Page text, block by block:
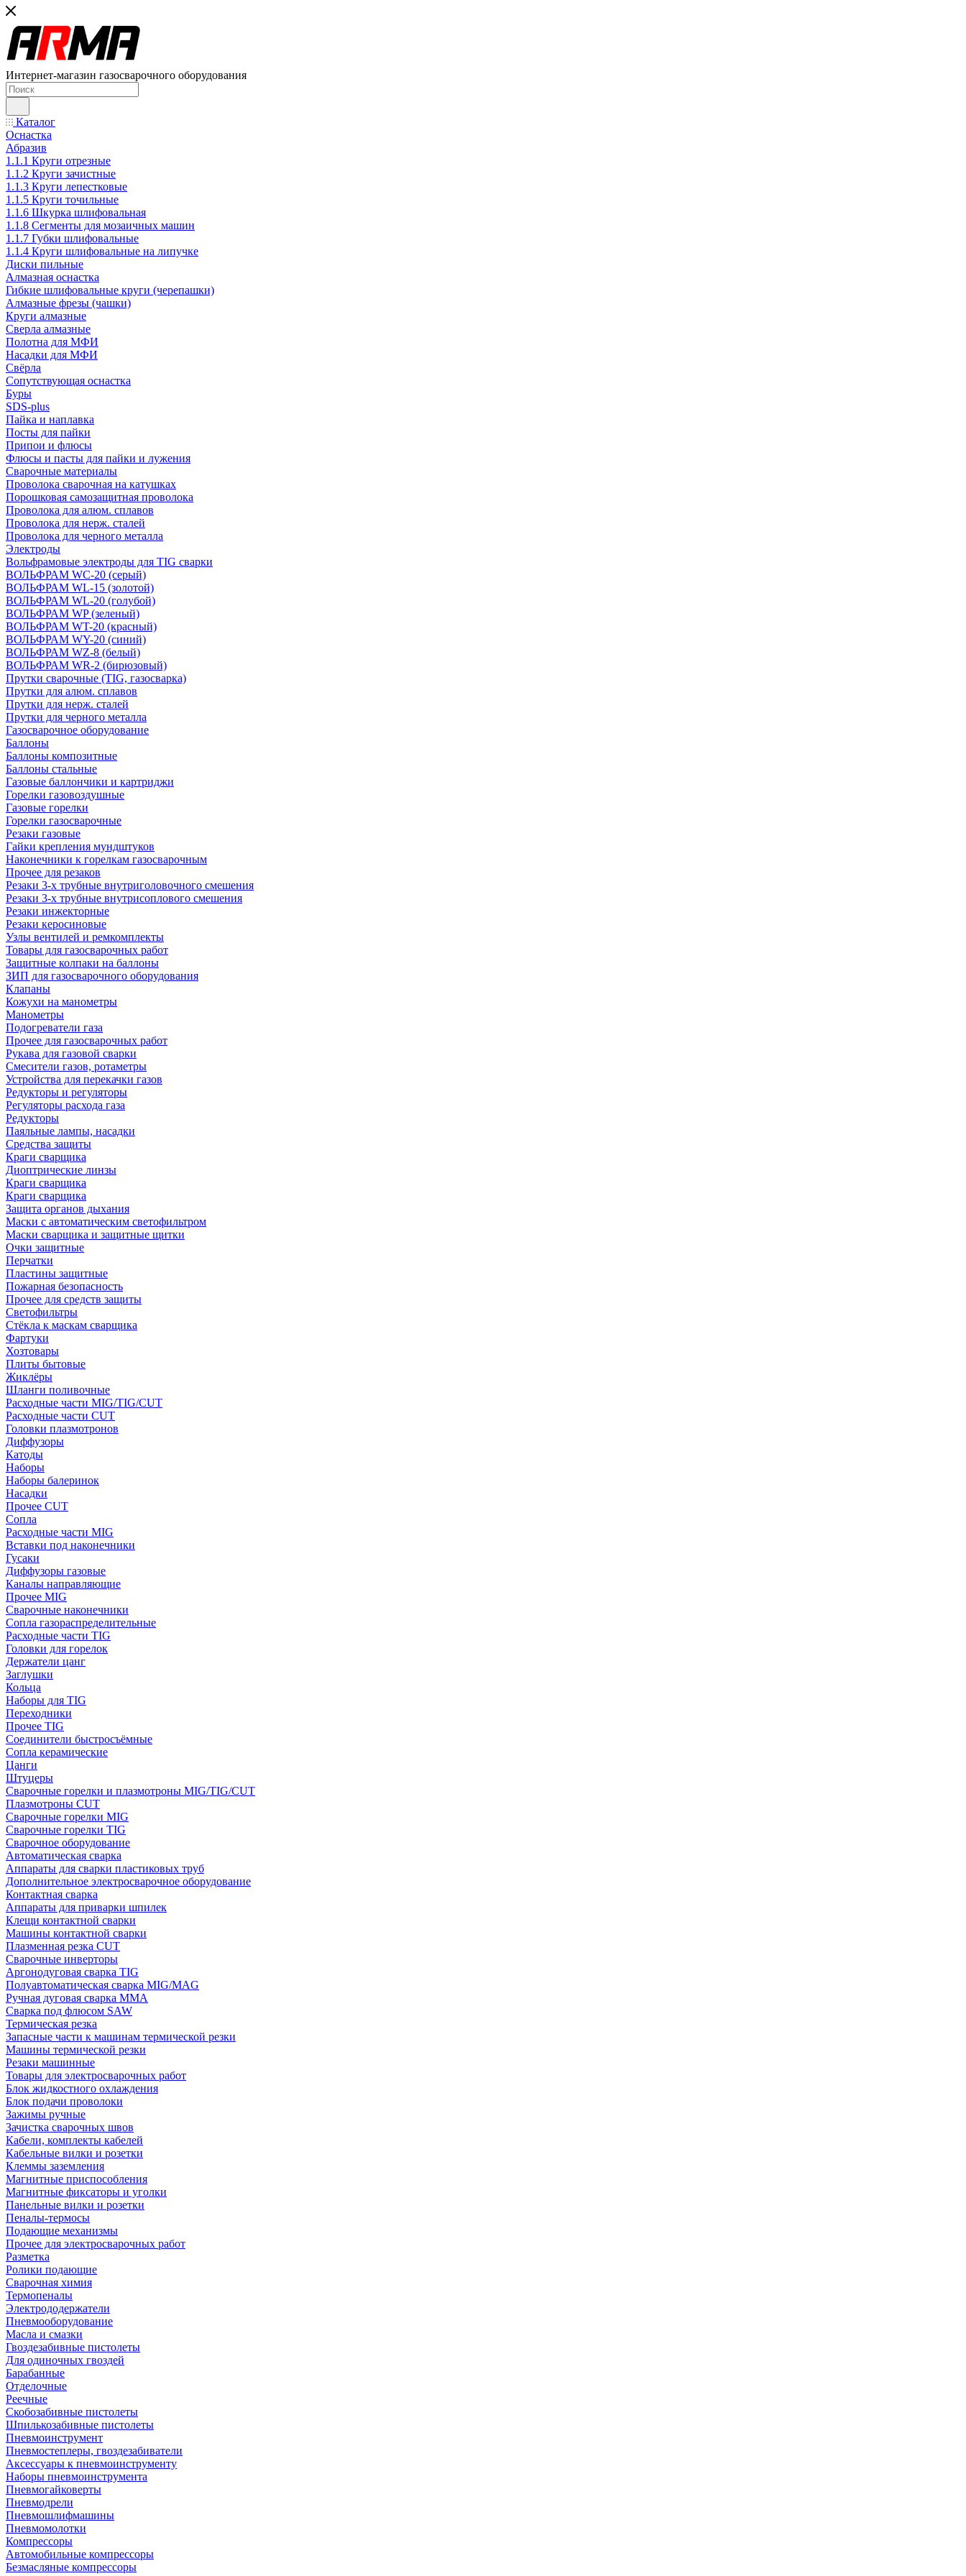
Интернет-магазин газосварочного оборудования
Каталог
Оснастка
Абразив
1.1.1 Круги отрезные
1.1.2 Круги зачистные
1.1.3 Круги лепестковые
1.1.5 Круги точильные
1.1.6 Шкурка шлифовальная
1.1.8 Сегменты для мозаичных машин
1.1.7 Губки шлифовальные
1.1.4 Круги шлифовальные на липучке
Диски пильные
Алмазная оснастка
Гибкие шлифовальные круги (черепашки)
Алмазные фрезы (чашки)
Круги алмазные
Сверла алмазные
Полотна для МФИ
Насадки для МФИ
Свёрла
Сопутствующая оснастка
Буры
SDS-plus
Пайка и наплавка
Посты для пайки
Припои и флюсы
Флюсы и пасты для пайки и лужения
Сварочные материалы
Проволока сварочная на катушках
Порошковая самозащитная проволока
Проволока для алюм. сплавов
Проволока для нерж. сталей
Проволока для черного металла
Электроды
Вольфрамовые электроды для TIG сварки
ВОЛЬФРАМ WC-20 (серый)
ВОЛЬФРАМ WL-15 (золотой)
ВОЛЬФРАМ WL-20 (голубой)
ВОЛЬФРАМ WP (зеленый)
ВОЛЬФРАМ WT-20 (красный)
ВОЛЬФРАМ WY-20 (синий)
ВОЛЬФРАМ WZ-8 (белый)
ВОЛЬФРАМ WR-2 (бирюзовый)
Прутки сварочные (TIG, газосварка)
Прутки для алюм. сплавов
Прутки для нерж. сталей
Прутки для черного металла
Газосварочное оборудование
Баллоны
Баллоны композитные
Баллоны стальные
Газовые баллончики и картриджи
Горелки газовоздушные
Газовые горелки
Горелки газосварочные
Резаки газовые
Гайки крепления мундштуков
Наконечники к горелкам газосварочным
Прочее для резаков
Резаки 3-х трубные внутриголовочного смешения
Резаки 3-х трубные внутрисоплового смешения
Резаки инжекторные
Резаки керосиновые
Узлы вентилей и ремкомплекты
Товары для газосварочных работ
Защитные колпаки на баллоны
ЗИП для газосварочного оборудования
Клапаны
Кожухи на манометры
Манометры
Подогреватели газа
Прочее для газосварочных работ
Рукава для газовой сварки
Смесители газов, ротаметры
Устройства для перекачки газов
Редукторы и регуляторы
Регуляторы расхода газа
Редукторы
Паяльные лампы, насадки
Средства защиты
Краги сварщика
Диоптрические линзы
Краги сварщика
Краги сварщика
Защита органов дыхания
Маски с автоматическим светофильтром
Маски сварщика и защитные щитки
Очки защитные
Перчатки
Пластины защитные
Пожарная безопасность
Прочее для средств защиты
Светофильтры
Стёкла к маскам сварщика
Фартуки
Хозтовары
Плиты бытовые
Жиклёры
Шланги поливочные
Расходные части MIG/TIG/CUT
Расходные части CUT
Головки плазмотронов
Диффузоры
Катоды
Наборы
Наборы балеринок
Насадки
Прочее CUT
Сопла
Расходные части MIG
Вставки под наконечники
Гусаки
Диффузоры газовые
Каналы направляющие
Прочее MIG
Сварочные наконечники
Сопла газораспределительные
Расходные части TIG
Головки для горелок
Держатели цанг
Заглушки
Кольца
Наборы для TIG
Переходники
Прочее TIG
Соединители быстросъёмные
Сопла керамические
Цанги
Штуцеры
Сварочные горелки и плазмотроны MIG/TIG/CUT
Плазмотроны CUT
Сварочные горелки MIG
Сварочные горелки TIG
Сварочное оборудование
Автоматическая сварка
Аппараты для сварки пластиковых труб
Дополнительное электросварочное оборудование
Контактная сварка
Аппараты для приварки шпилек
Клещи контактной сварки
Машины контактной сварки
Плазменная резка CUT
Сварочные инверторы
Аргонодуговая сварка TIG
Полуавтоматическая сварка MIG/MAG
Ручная дуговая сварка MMA
Сварка под флюсом SAW
Термическая резка
Запасные части к машинам термической резки
Машины термической резки
Резаки машинные
Товары для электросварочных работ
Блок жидкостного охлаждения
Блок подачи проволоки
Зажимы ручные
Зачистка сварочных швов
Кабели, комплекты кабелей
Кабельные вилки и розетки
Клеммы заземления
Магнитные приспособления
Магнитные фиксаторы и уголки
Панельные вилки и розетки
Пеналы-термосы
Подающие механизмы
Прочее для электросварочных работ
Разметка
Ролики подающие
Сварочная химия
Термопеналы
Электрододержатели
Пневмооборудование
Масла и смазки
Гвоздезабивные пистолеты
Для одиночных гвоздей
Барабанные
Отделочные
Реечные
Скобозабивные пистолеты
Шпилькозабивные пистолеты
Пневмоинструмент
Пневмостеплеры, гвоздезабиватели
Аксессуары к пневмоинструменту
Наборы пневмоинструмента
Пневмогайковерты
Пневмодрели
Пневмошлифмашины
Пневмомолотки
Компрессоры
Автомобильные компрессоры
Безмасляные компрессоры